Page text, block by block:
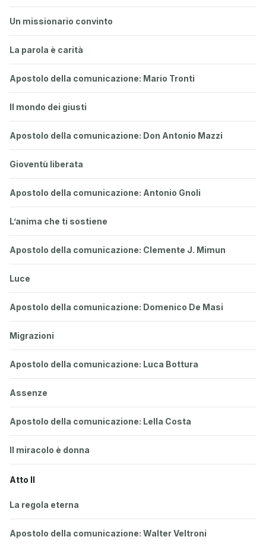
Un missionario convinto
La parola è carità
Apostolo della comunicazione: Mario Tronti
Il mondo dei giusti
Apostolo della comunicazione: Don Antonio Mazzi
Gioventù liberata
Apostolo della comunicazione: Antonio Gnoli
L’anima che ti sostiene
Apostolo della comunicazione: Clemente J. Mimun
Luce
Apostolo della comunicazione: Domenico De Masi
Migrazioni
Apostolo della comunicazione: Luca Bottura
Assenze
Apostolo della comunicazione: Lella Costa
Il miracolo è donna
Atto II
La regola eterna
Apostolo della comunicazione: Walter Veltroni